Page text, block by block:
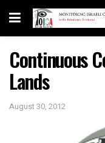
Continuous
Lands
August 30, 2012